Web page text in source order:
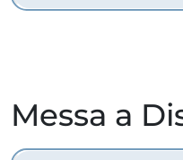
Messa a